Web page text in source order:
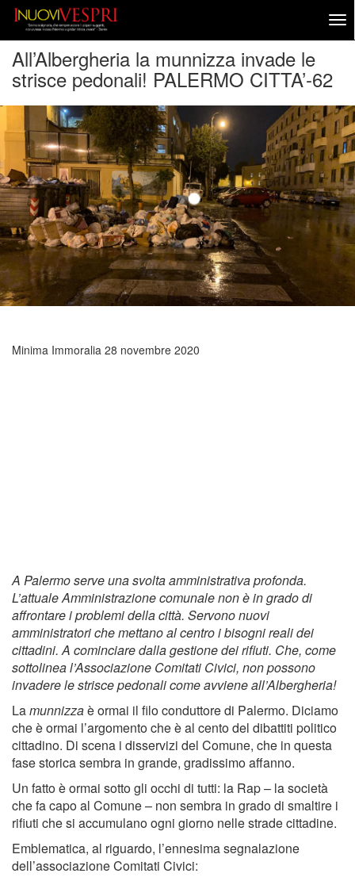
All’Albergheria la munnizza invade le
strisce pedonali! PALERMO CITTA’-62
Minima Immoralia 28 novembre 2020
A Palermo serve una svolta amministrativa profonda.
L’attuale Amministrazione comunale non è in grado di
affrontare i problemi della città. Servono nuovi
amministratori che mettano al centro i bisogni reali dei
cittadini. A cominciare dalla gestione dei rifiuti. Che, come
sottolinea l’Associazione Comitati Civici, non possono
invadere le strisce pedonali come avviene all’Albergheria!
Lamunnizzaè ormai il filo conduttore di Palermo. Diciamo
che è ormai l’argomento che è al cento del dibattiti politico
cittadino. Di scena i disservizi del Comune, che in questa
fase storica sembra in grande, gradissimo affanno.
Un fatto è ormai sotto gli occhi di tutti: la Rap – la società
che fa capo al Comune – non sembra in grado di smaltire i
rifiuti che si accumulano ogni giorno nelle strade cittadine.
Emblematica, al riguardo, l’ennesima segnalazione
dell’associazione Comitati Civici: